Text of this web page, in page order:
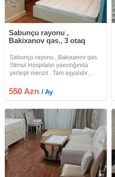
Sabunçu rayonu ,
Bakixanov qəs., 3 otaq
Sabunçu rayonu , Bakıxanov qəs.
Stimul Hospitalın yaxınlığında
yerleşir menzil . Tam əşyalıdır ,
herbir şəraiti var. 2otaqdan 3ə
düzəlmədir. Yalnız 1ədəd otağı
550 Azn/ Ay